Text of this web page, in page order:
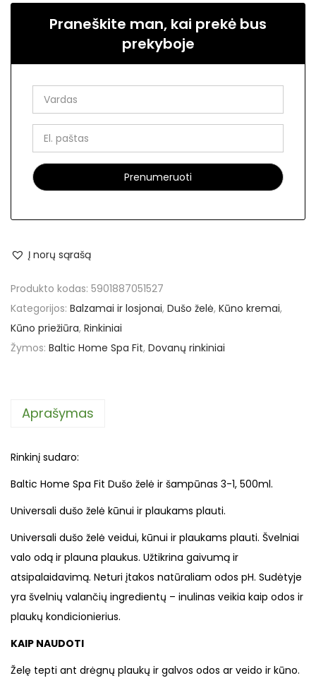
Praneškite man, kai prekė bus
prekyboje
Į norų sąrašą
Produkto kodas: 5901887051527
Kategorijos: Balzamai ir losjonai, Dušo želė, Kūno kremai,
Kūno priežiūra, Rinkiniai
Žymos: Baltic Home Spa Fit, Dovanų rinkiniai
Aprašymas
Rinkinį sudaro:
Baltic Home Spa Fit Dušo želė ir šampūnas 3-1, 500ml.
Universali dušo želė kūnui ir plaukams plauti.
Universali dušo želė veidui, kūnui ir plaukams plauti. Švelniai
valo odą ir plauna plaukus. Užtikrina gaivumą ir
atsipalaidavimą. Neturi įtakos natūraliam odos pH. Sudėtyje
yra švelnių valančių ingredientų – inulinas veikia kaip odos ir
plaukų kondicionierius.
KAIP NAUDOTI
Želę tepti ant drėgnų plaukų ir galvos odos ar veido ir kūno.